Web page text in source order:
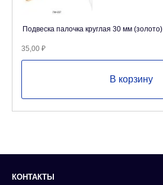
Подвеска палочка круглая 30 мм (золото)
35,00 ₽
В корзину
КОНТАКТЫ